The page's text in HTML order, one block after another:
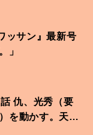
ッサン』最新号
」
仇、光秀（要
を動かす。天下